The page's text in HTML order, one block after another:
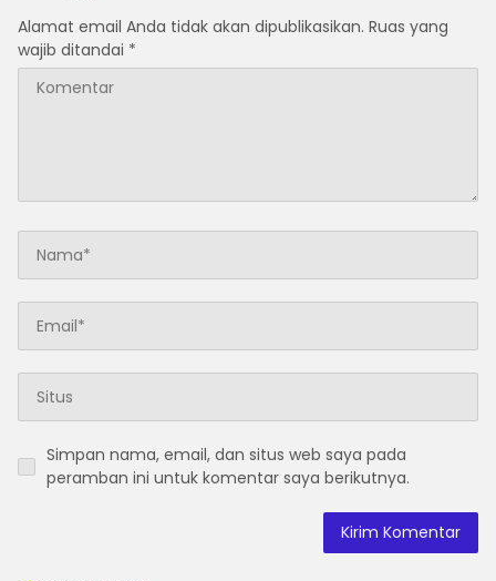
Alamat email Anda tidak akan dipublikasikan. Ruas yang
wajib ditandai *
Simpan nama, email, dan situs web saya pada
peramban ini untuk komentar saya berikutnya.